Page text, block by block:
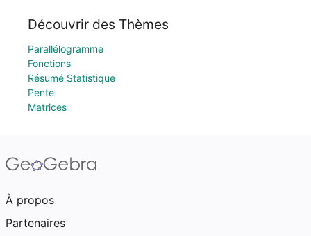
Découvrir des Thèmes
Parallélogramme
Fonctions
Résumé Statistique
Pente
Matrices
À propos
Partenaires